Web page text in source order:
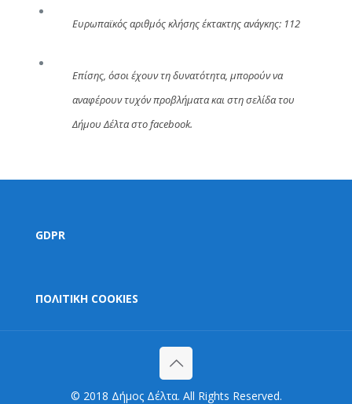
Ευρωπαϊκός αριθμός κλήσης έκτακτης ανάγκης: 112
Επίσης, όσοι έχουν τη δυνατότητα, μπορούν να
αναφέρουν τυχόν προβλήματα καιστη σελίδα του
Δήμου Δέλτα στο facebook.
GDPR
ΠΟΛΙΤΙΚΗ COOKIES
© 2018 Δήμος Δέλτα. All Rights Reserved.